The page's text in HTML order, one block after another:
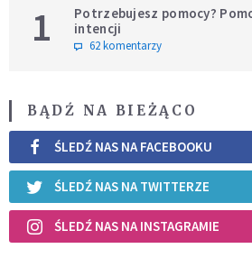
1
Potrzebujesz pomocy?
intencji
62 komentarzy
BĄDŹ NA BIEŻĄCO
ŚLEDŹ NAS NA FACEBOOKU
ŚLEDŹ NAS NA TWITTERZE
ŚLEDŹ NAS NA INSTAGRAMIE